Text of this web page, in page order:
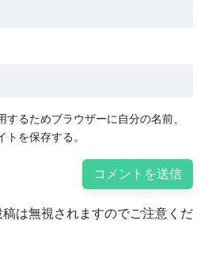
するためブラウザーに自分の名前、
トを保存する。
は無視されますのでご注意くだ